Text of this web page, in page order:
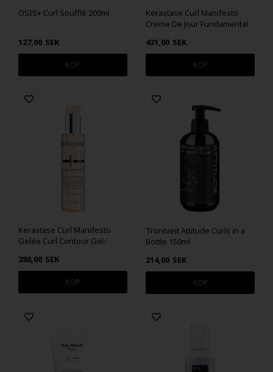
OSIS+ Curl Soufflé 200ml
127,00 SEK
Kerastase Curl Manifesto
Creme De Jour Fundamental
431,00 SEK
Kerastase Curl Manifesto
Gelée Curl Contour Gel-
388,00 SEK
Trontveit Attitude Curls in a
Bottle 150ml
214,00 SEK